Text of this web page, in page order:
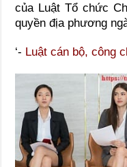
của Luật Tổ chức
quyền địa phương
‘- Luật cán bộ, công